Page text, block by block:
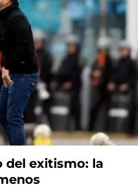
del exitismo: la